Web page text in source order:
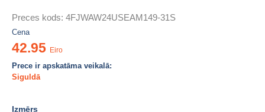
Preces kods: 4FJWAW24USEAM149-31S
Cena
42.95 Eiro
Prece ir apskatāma veikalā:
Siguldā
Izmērs